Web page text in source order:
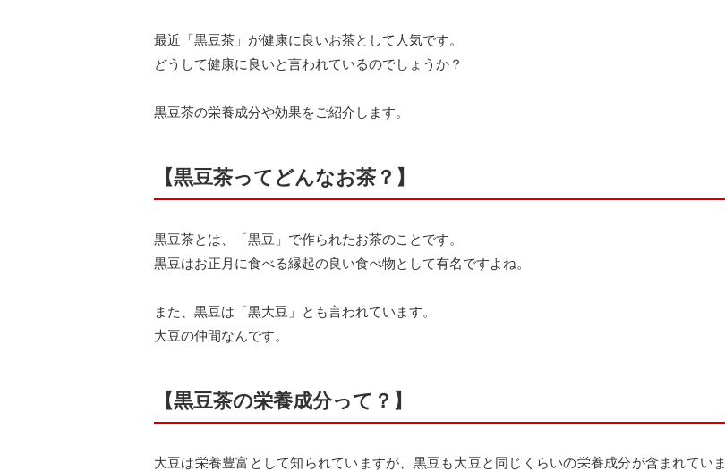
最近「黒豆茶」が健康に良いお茶として人気です。
どうして健康に良いと言われているのでしょうか？
黒豆茶の栄養成分や効果をご紹介します。
【黒豆茶ってどんなお茶？】
黒豆茶とは、「黒豆」で作られたお茶のことです。
黒豆はお正月に食べる縁起の良い食べ物として有名ですよね。
また、黒豆は「黒大豆」とも言われています。
大豆の仲間なんです。
【黒豆茶の栄養成分って？】
大豆は栄養豊富として知られていますが、黒豆も大豆と同じくらいの栄養成分が含まれていま